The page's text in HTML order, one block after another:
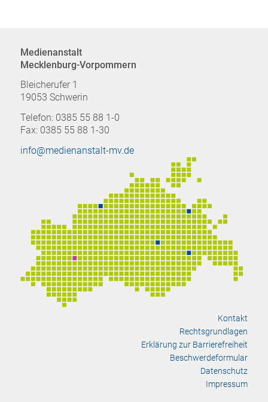
Medienanstalt
Mecklenburg-Vorpommern
Bleicherufer 1
19053 Schwerin
Telefon: 0385 55 88 1-0
Fax: 0385 55 88 1-30
info@medienanstalt-mv.de
Kontakt
Rechtsgrundlagen
Erklärung zur Barrierefreiheit
Beschwerdeformular
Datenschutz
Impressum